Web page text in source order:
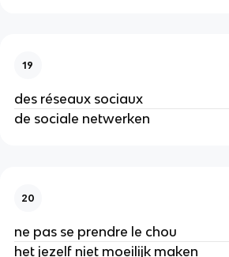
19
des réseaux sociaux
de sociale netwerken
20
ne pas se prendre le chou
het jezelf niet moeilijk maken